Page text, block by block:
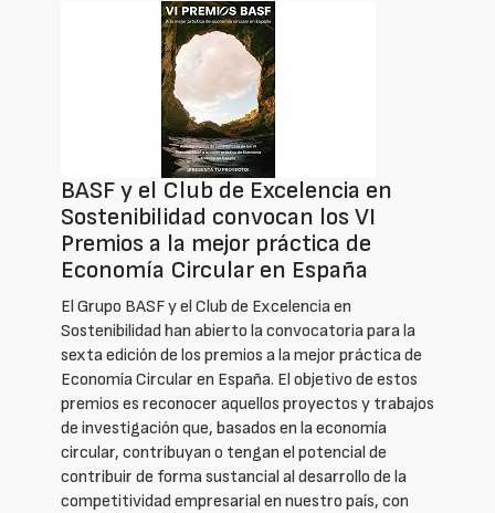
BASF y el Club de Excelencia en
Sostenibilidad convocan los VI
Premios a la mejor práctica de
Economía Circular en España
El Grupo BASF y el Club de Excelencia en
Sostenibilidad han abierto la convocatoria para la
sexta edición de los premios a la mejor práctica de
Economía Circular en España. El objetivo de estos
premios es reconocer aquellos proyectos y trabajos
de investigación que, basados en la economía
circular, contribuyan o tengan el potencial de
contribuir de forma sustancial al desarrollo de la
competitividad empresarial en nuestro país, con